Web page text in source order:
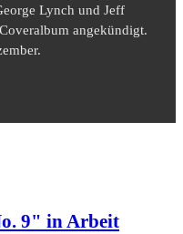
Lynch und Jeff
angekündigt.
9" in Arbeit